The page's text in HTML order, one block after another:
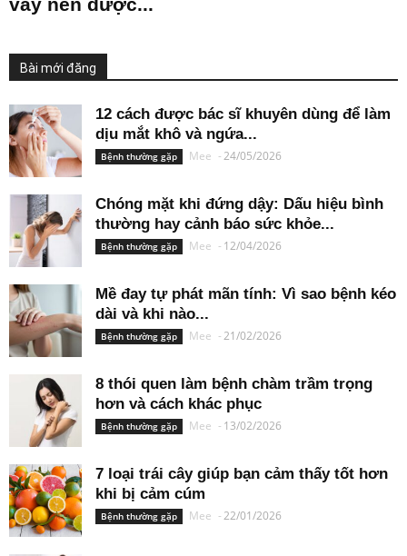
vảy nến được...
Bài mới đăng
12 cách được bác sĩ khuyên dùng để làm
dịu mắt khô và ngứa...
Bệnh thường gặp Mee -24/05/2026
Chóng mặt khi đứng dậy: Dấu hiệu bình
thường hay cảnh báo sức khỏe...
Bệnh thường gặp Mee - 12/04/2026
Mề đay tự phát mãn tính: Vì sao bệnh kéo
dài và khi nào...
Bệnh thường gặp Mee -21/02/2026
8 thói quen làm bệnh chàm trầm trọng
hơn và cách khác phục
Bệnh thường gặp Mee - 13/02/2026
7 loại trái cây giúp bạn cảm thấy tốt hơn
khi bị cảm cúm
Bệnh thường gặp Mee -22/01/2026